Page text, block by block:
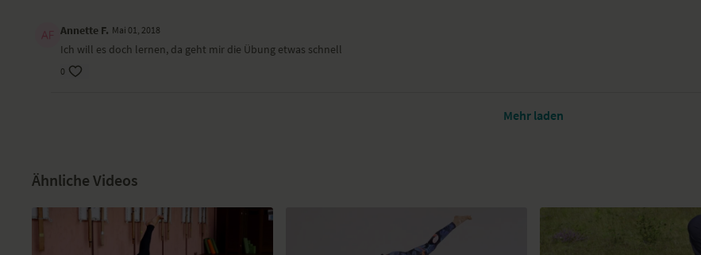
Annette F. Mai 01, 2018
Ich will es doch lernen, da geht mir die Übung etwas schnell
0
Mehr laden
Ähnliche Videos